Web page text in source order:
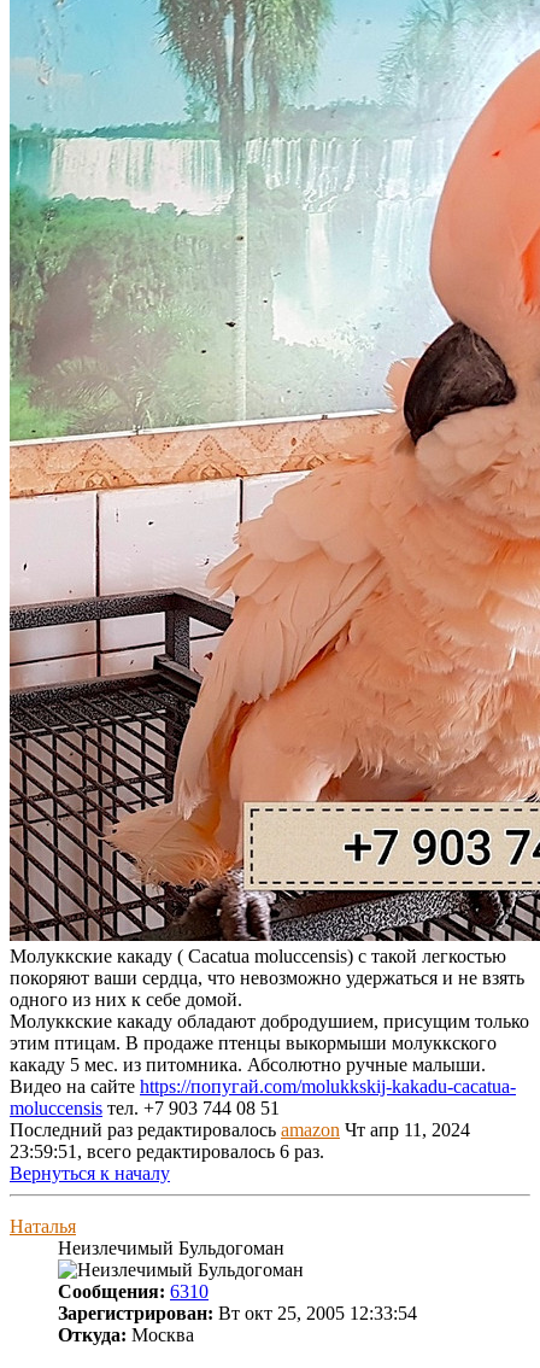
Молуккские какаду ( Cacatua moluccensis) с такой легкостью
покоряют ваши сердца, что невозможно удержаться и не взять
одного из них к себе домой.
Молуккские какаду обладают добродушием, присущим только
этим птицам. В продаже птенцы выкормыши молуккского
какаду 5 мес. из питомника. Абсолютно ручные малыши.
Видео на сайте https://попугай.com/molukkskij-kakadu-cacatua-
moluccensis тел. +7 903 744 08 51
Последний раз редактировалось amazon Чт апр 11, 2024
23:59:51, всего редактировалось 6 раз.
Вернуться к началу
Наталья
Неизлечимый Бульдогоман
Сообщения: 6310
Зарегистрирован: Вт окт 25, 2005 12:33:54
Откуда: Москва